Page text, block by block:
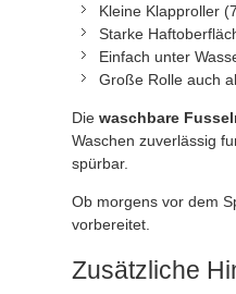
Kleine Klapproller
Starke
Einfach unter
Große Rolle auch
Die waschbare
Waschen zuverlässig
spürbar.
Ob morgens vor dem
vorbereitet.
Zusätzliche